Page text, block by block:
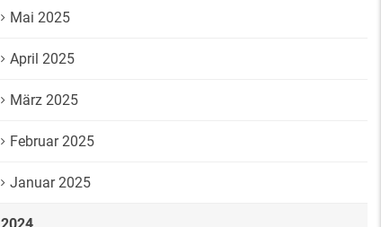
Mai 2025
April 2025
März 2025
Februar 2025
Januar 2025